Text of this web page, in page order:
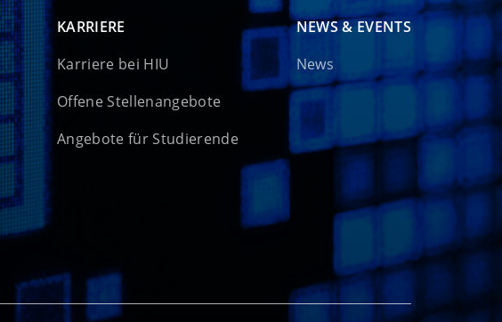
KARRIERE
Karriere bei HIU
Offene Stellenangebote
Angebote für Studierende
NEWS & EVENTS
News